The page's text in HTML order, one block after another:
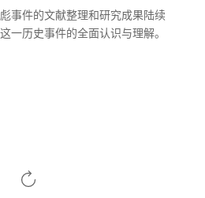
事件的文献整理和研究成果陆续
一历史事件的全面认识与理解。